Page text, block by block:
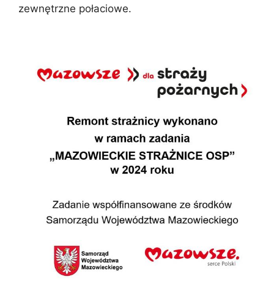
zewnętrzne połaciowe.